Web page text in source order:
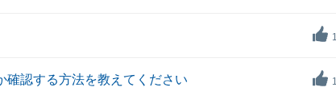
1
確認する方法を教えてください 1